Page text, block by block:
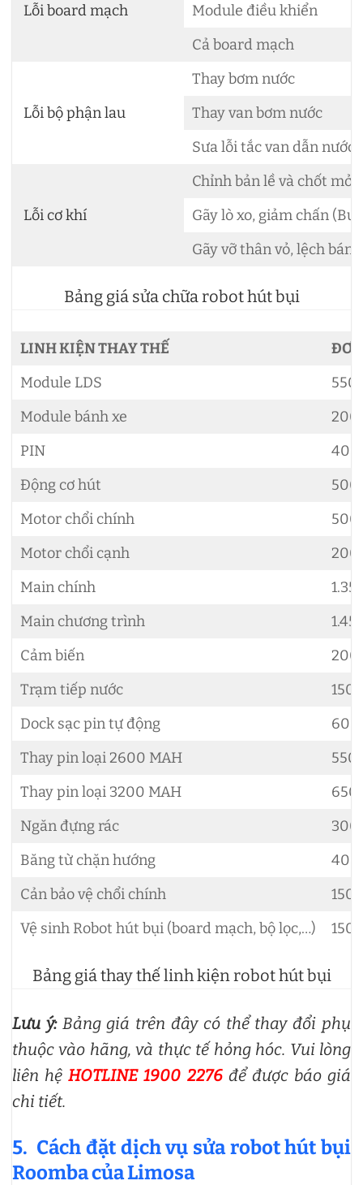
Lỗi board mạch
Module điều khiển
Cả board mạch
Lỗi bộ phận lau
Thay bơm nước
Thay van bơm nước
Sưa lỗi tắc van dẫn nước
Lỗi cơ khí
Chỉnh bản lề và chốt mở
Gãy lò xo, giảm chấn
Gãy vỡ thân vỏ, lệch
Bảng giá sửa chữa robot hút bụi
LINH KIỆN THAY THẾ
Module LDS
Module bánh xe
PIN
Động cơ hút
Motor chổi chính
Motor chổi cạnh
Main chính
Main chương trình
Cảm biến
Trạm tiếp nước
Dock sạc pin tự động
Thay pin loại 2600 MAH
Thay pin loại 3200 MAH
Ngăn đựng rác
Băng từ chặn hướng
Cản bảo vệ chổi chính
Vệ sinh Robot hút bụi (board mạch, bộ lọc,…)
Bảng giá thay thế linh kiện robot hút bụi
Lưu ý:Bảng giá trên đây có thể thay đổi phụ
thuộc vào hãng, và thực tế hỏng hóc. Vui lòng
liên hệHOTLINE 1900 2276để được báo giá
chi tiết.
5. Cách đặt dịch vụ sửa robot hút bụi
Roomba của Limosa